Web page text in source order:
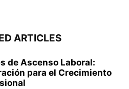
ARTICLES
de Ascenso Laboral:
para el Crecimiento